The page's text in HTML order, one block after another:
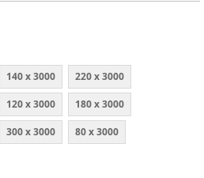
140 x 3000 220 x 3000
120 x 3000 180 x 3000
300 x 3000 80 x 3000